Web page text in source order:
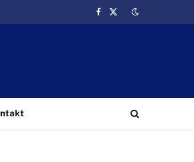
Facebook
X